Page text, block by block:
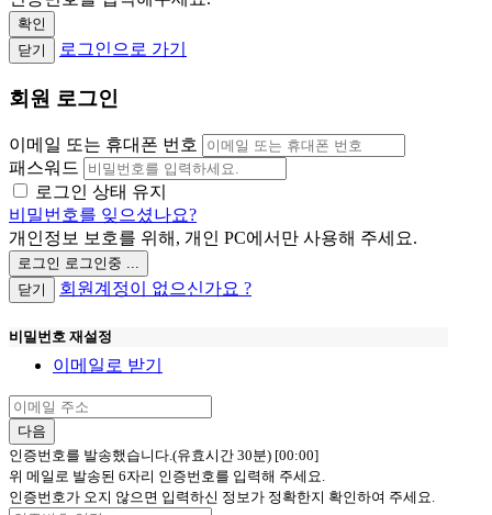
확인
닫기
로그인으로 가기
회원 로그인
이메일 또는 휴대폰 번호
패스워드
로그인 상태 유지
비밀번호를 잊으셨나요?
개인정보 보호를 위해, 개인 PC에서만 사용해 주세요.
로그인 로그인중 ...
닫기
회원계정이 없으신가요 ?
비밀번호 재설정
이메일로 받기
다음
인증번호를 발송했습니다.(유효시간 30분) [00:00]
위 메일로 발송된 6자리 인증번호를 입력해 주세요.
인증번호가 오지 않으면 입력하신 정보가 정확한지 확인하여 주세요.